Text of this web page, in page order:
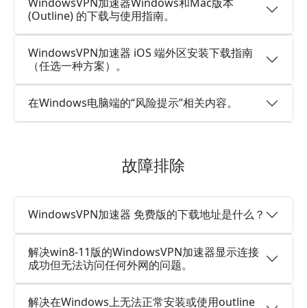
(Outline) 的下载与使用指南。
WindowsVPN加速器 iOS 端外区安装下载指南
（任选一种方案）。
在Windows电脑端的“风险提示”相关内容。
故障排除
WindowsVPN加速器 免费版的下载地址是什么？
解决win8-11版的WindowsVPN加速器显示连接
成功但无法访问任何外网的问题。
解决在Windows上无法正常安装或使用outline